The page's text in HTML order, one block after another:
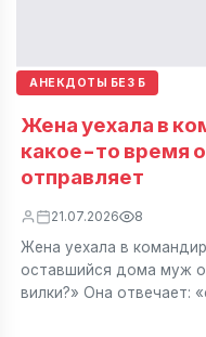
АНЕКДОТЫ БЕЗ Б
Жена уехала в
какое-то время
отправляет
21.07.2026 8
Жена уехала в
оставшийся дома муж
вилки?» Она отвечает: